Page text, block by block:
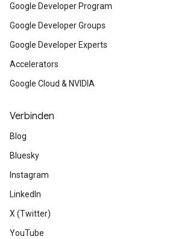
Google Developer Program
Google Developer Groups
Google Developer Experts
Accelerators
Google Cloud & NVIDIA
Verbinden
Blog
Bluesky
Instagram
LinkedIn
X (Twitter)
YouTube